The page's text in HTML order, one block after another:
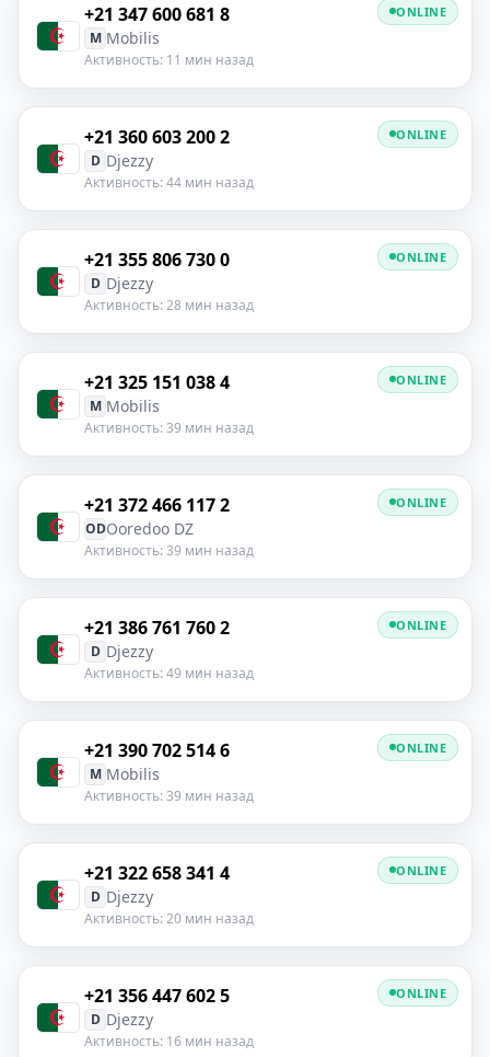
+21 347 600 681 8
M Mobilis
Активность: 11 мин назад
ONLINE
+21 360 603 200 2
D Djezzy
Активность: 44 мин назад
ONLINE
+21 355 806 730 0
D Djezzy
Активность: 28 мин назад
ONLINE
+21 325 151 038 4
M Mobilis
Активность: 39 мин назад
ONLINE
+21 372 466 117 2
ODOoredoo DZ
Активность: 39 мин назад
ONLINE
+21 386 761 760 2
D Djezzy
Активность: 49 мин назад
ONLINE
+21 390 702 514 6
M Mobilis
Активность: 39 мин назад
ONLINE
+21 322 658 341 4
D Djezzy
Активность: 20 мин назад
ONLINE
+21 356 447 602 5
D Djezzy
Активность: 16 мин назад
ONLINE